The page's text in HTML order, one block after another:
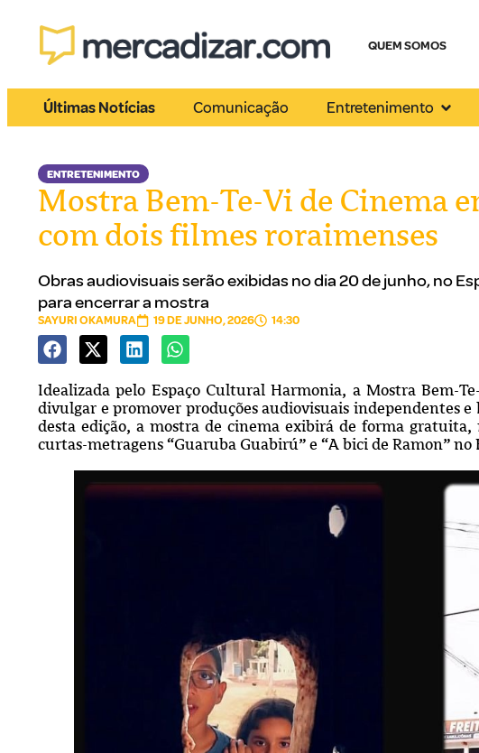
QUEM SOMOS
Últimas Notícias Comunicação Entretenimento
ENTRETENIMENTO
Mostra Bem-Te-Vi de Cinema
com dois filmes roraimenses
Obras audiovisuais serão exibidas no dia 20 de junho, no
para encerrar a mostra
SAYURI OKAMURA 19 DE JUNHO, 2026 14:30
Idealizada pelo Espaço Cultural Harmonia, a Mostra Bem-
divulgar e promover produções audiovisuais independentes e
desta edição, a mostra de cinema exibirá de forma
curtas-metragens “Guaruba Guabirú” e “A bici de Ramon”